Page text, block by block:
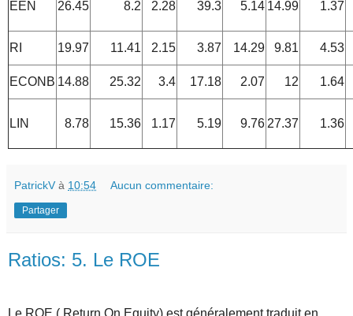
EEN 26.45 8.2 2.28 39.3 5.14 14.99 1.37
RI 19.97 11.41 2.15 3.87 14.29 9.81 4.53
ECONB 14.88 25.32 3.4 17.18 2.07 12 1.64
LIN 8.78 15.36 1.17 5.19 9.76 27.37 1.36
PatrickV à 10:54 Aucun commentaire:
Partager
Ratios: 5. Le ROE
Le ROE ( Return On Equity) est généralement traduit en